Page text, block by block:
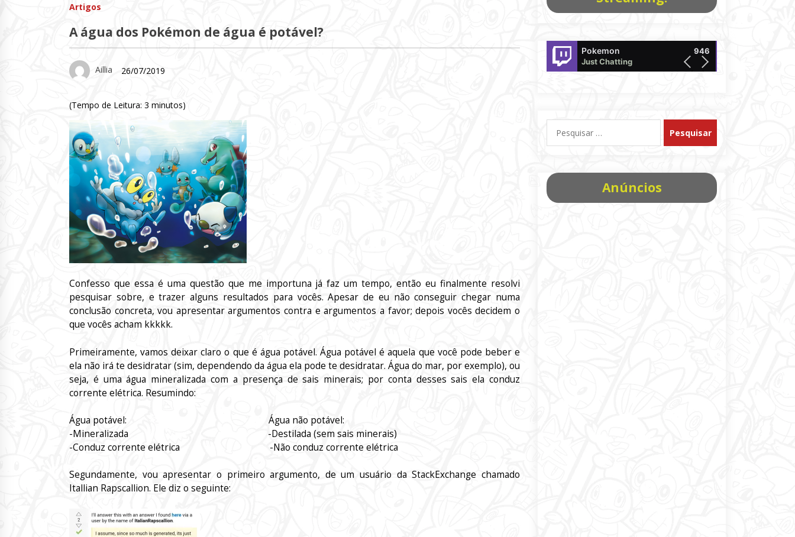
Artigos
A água dos Pokémon de água é potável?
Aillia 26/07/2019
(Tempo de Leitura: 3 minutos)
Confesso que essa é uma questão que me importuna já faz um tempo, então eu finalmente resolvi
pesquisar sobre, e trazer alguns resultados para vocês. Apesar de eu não conseguir chegar numa
conclusão concreta, vou apresentar argumentos contra e argumentos a favor; depois vocês decidem o
que vocês acham kkkkk.
Primeiramente, vamos deixar claro o que é água potável. Água potável é aquela que você pode beber e
ela não irá te desidratar (sim, dependendo da água ela pode te desidratar. Água do mar, por exemplo), ou
seja, é uma água mineralizada com a presença de sais minerais; por conta desses sais ela conduz
corrente elétrica. Resumindo:
Água potável: Água não potável:
-Mineralizada -Destilada (sem sais minerais)
-Conduz corrente elétrica -Não conduz corrente elétrica
Segundamente, vou apresentar o primeiro argumento, de um usuário da StackExchange chamado
Itallian Rapscallion. Ele diz o seguinte:
DaniloTakagi Pokemon
Just Chatting
946
por:
Anúncios